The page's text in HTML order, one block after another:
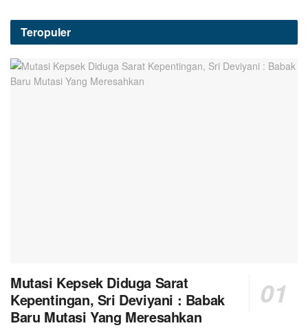
Teropuler
Mutasi Kepsek Diduga Sarat
Kepentingan, Sri Deviyani : Babak
Baru Mutasi Yang Meresahkan